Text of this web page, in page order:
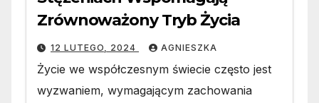
Zrównoważony Tryb Życia
12 LUTEGO, 2024 AGNIESZKA
Życie we współczesnym świecie często jest
wyzwaniem, wymagającym zachowania